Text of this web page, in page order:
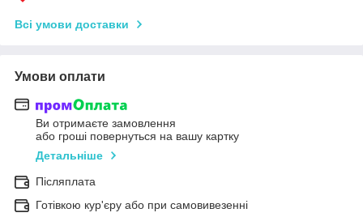
Всі умови доставки
Умови оплати
Ви отримаєте замовлення
або гроші повернуться на вашу картку
Детальніше
Післяплата
Готівкою кур'єру або при самовивезенні